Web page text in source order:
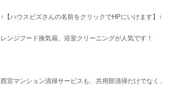
↑【ハウスビズさんの名前をクリックでHPにいけます】↑
レンジフード換気扇、浴室クリーニングが人気です！
西宮マンション清掃サービスも、共用部清掃だけでなく、